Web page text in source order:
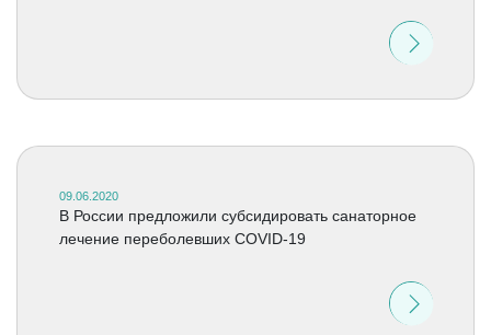
09.06.2020
В России предложили субсидировать санаторное
лечение переболевших COVID-19